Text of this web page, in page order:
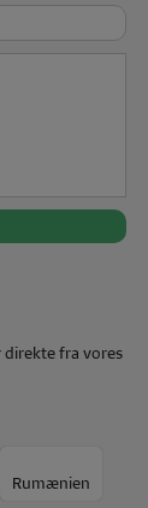
fra vores
Rumænien